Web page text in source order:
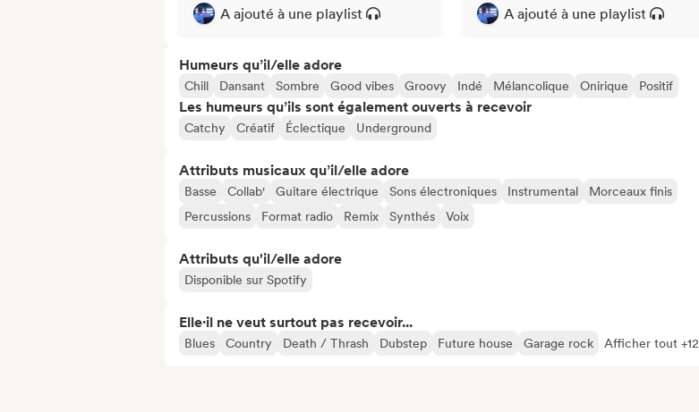
A ajouté à une playlist A ajouté à une playlist
Humeurs qu’il/elle adore
Chill Dansant Sombre Good vibes Groovy Indé Mélancolique Onirique Positif
Les humeurs qu’ils sont également ouverts à recevoir
Catchy Créatif Éclectique Underground
Attributs musicaux qu’il/elle adore
Basse Collab' Guitare électrique Sons électroniques Instrumental
Morceaux finis
Percussions
Format radio Remix Synthés Voix
Attributs qu'il/elle adore
Disponible sur Spotify
Elle·il ne veut surtout pas recevoir...
Blues Country Death / Thrash Dubstep Future house Garage rock Afficher tout +12